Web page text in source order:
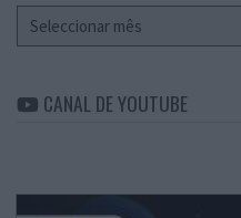
Arquivo
CANAL DE YOUTUBE